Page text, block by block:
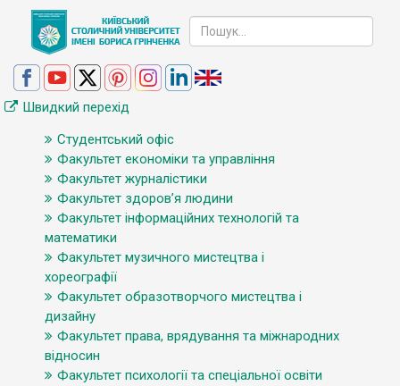
Швидкий перехід
Студентський офіс
Факультет економіки та управління
Факультет журналістики
Факультет здоров’я людини
Факультет інформаційних технологій та
математики
Факультет музичного мистецтва і
хореографії
Факультет образотворчого мистецтва і
дизайну
Факультет права, врядування та міжнародних
відносин
Факультет психології та спеціальної освіти